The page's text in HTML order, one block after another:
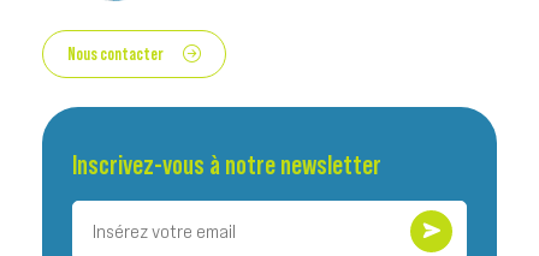
Nous contacter
Inscrivez-vous à notre newsletter